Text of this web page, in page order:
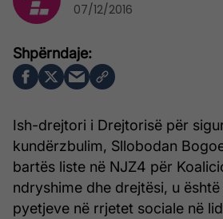
Ish-drejtori i Drejtorisë për
kundërzbulim, Sllobodan
bartës liste në NJZ4 për
ndryshime dhe drejtësi, u
pyetjeve në rrjetet sociale në
07/12/2016